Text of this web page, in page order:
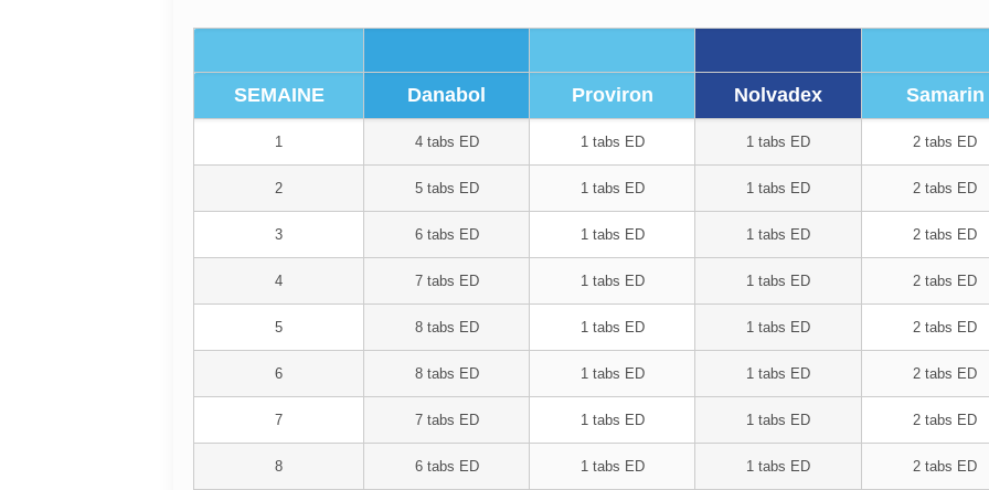
SEMAINE Danabol Proviron Nolvadex Samarin
1 4 tabs ED 1 tabs ED 1 tabs ED 2 tabs ED
2 5 tabs ED 1 tabs ED 1 tabs ED 2 tabs ED
3 6 tabs ED 1 tabs ED 1 tabs ED 2 tabs ED
4 7 tabs ED 1 tabs ED 1 tabs ED 2 tabs ED
5 8 tabs ED 1 tabs ED 1 tabs ED 2 tabs ED
6 8 tabs ED 1 tabs ED 1 tabs ED 2 tabs ED
7 7 tabs ED 1 tabs ED 1 tabs ED 2 tabs ED
8 6 tabs ED 1 tabs ED 1 tabs ED 2 tabs ED